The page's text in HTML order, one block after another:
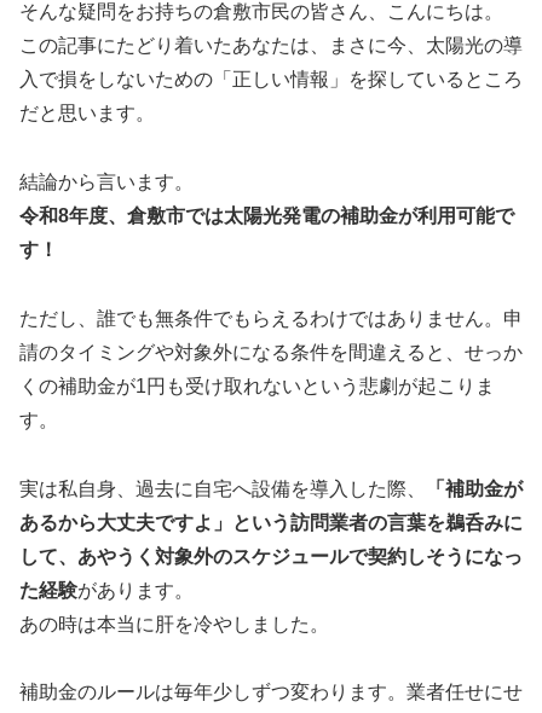
そんな疑問をお持ちの倉敷市民の皆さん、こんにちは。
この記事にたどり着いたあなたは、まさに今、太陽光の導
入で損をしないための「正しい情報」を探しているところ
だと思います。
結論から言います。
令和8年度、倉敷市では太陽光発電の補助金が利用可能で
す！
ただし、誰でも無条件でもらえるわけではありません。申
請のタイミングや対象外になる条件を間違えると、せっか
くの補助金が1円も受け取れないという悲劇が起こりま
す。
実は私自身、過去に自宅へ設備を導入した際、
「補助金が
あるから大丈夫ですよ」という訪問業者の言葉を鵜呑みに
して、あやうく対象外のスケジュールで契約しそうになっ
た経験があります。
あの時は本当に肝を冷やしました。
補助金のルールは毎年少しずつ変わります。業者任せにせ